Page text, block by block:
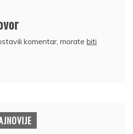
komentar, morate biti